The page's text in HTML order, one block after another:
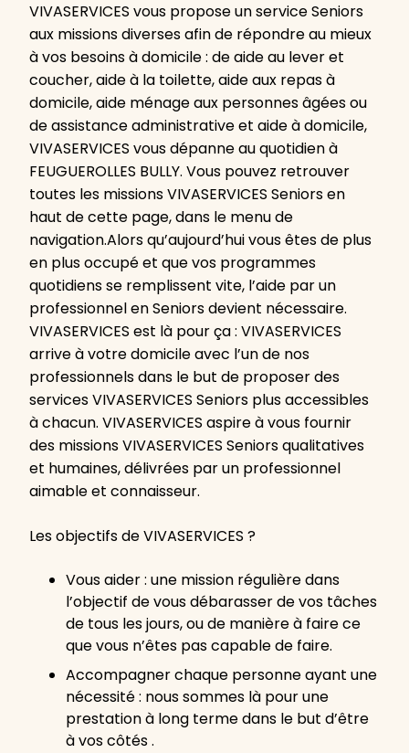
VIVASERVICES vous propose un service Seniors
aux missions diverses afin de répondre au mieux
à vos besoins à domicile : de aide au lever et
coucher, aide à la toilette, aide aux repas à
domicile, aide ménage aux personnes âgées ou
de assistance administrative et aide à domicile,
VIVASERVICES vous dépanne au quotidien à
FEUGUEROLLES BULLY. Vous pouvez retrouver
toutes les missions VIVASERVICES Seniors en
haut de cette page, dans le menu de
navigation.Alors qu’aujourd’hui vous êtes de plus
en plus occupé et que vos programmes
quotidiens se remplissent vite, l’aide par un
professionnel en Seniors devient nécessaire.
VIVASERVICES est là pour ça : VIVASERVICES
arrive à votre domicile avec l’un de nos
professionnels dans le but de proposer des
services VIVASERVICES Seniors plus accessibles
à chacun. VIVASERVICES aspire à vous fournir
des missions VIVASERVICES Seniors qualitatives
et humaines, délivrées par un professionnel
aimable et connaisseur.
Les objectifs de VIVASERVICES ?
Vous aider : une mission régulière dans
l’objectif de vous débarasser de vos tâches
de tous les jours, ou de manière à faire ce
que vous n’êtes pas capable de faire.
Accompagner chaque personne ayant une
nécessité : nous sommes là pour une
prestation à long terme dans le but d’être
à vos côtés .